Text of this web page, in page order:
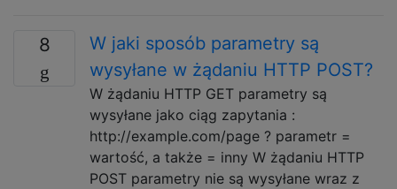
8
W jaki sposób parametry są
wysyłane w żądaniu HTTP POST?
W żądaniu HTTP GET parametry są
wysyłane jako ciąg zapytania :
http://example.com/page ? parametr =
wartość, a także = inny W żądaniu HTTP
POST parametry nie są wysyłane wraz z